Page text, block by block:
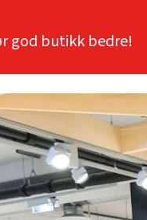
god butikk bedre!